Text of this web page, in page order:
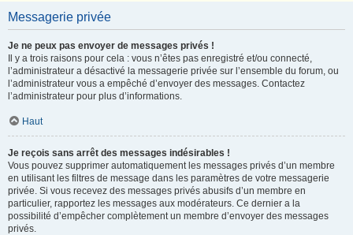
Messagerie privée
Je ne peux pas envoyer de messages privés !
Il y a trois raisons pour cela : vous n’êtes pas enregistré et/ou connecté,
l’administrateur a désactivé la messagerie privée sur l’ensemble du forum, ou
l’administrateur vous a empêché d’envoyer des messages. Contactez
l’administrateur pour plus d’informations.
Haut
Je reçois sans arrêt des messages indésirables !
Vous pouvez supprimer automatiquement les messages privés d’un membre
en utilisant les filtres de message dans les paramètres de votre messagerie
privée. Si vous recevez des messages privés abusifs d’un membre en
particulier, rapportez les messages aux modérateurs. Ce dernier a la
possibilité d’empêcher complètement un membre d’envoyer des messages
privés.